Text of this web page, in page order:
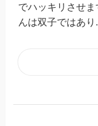
でハッキリさせ
んは双子ではあり